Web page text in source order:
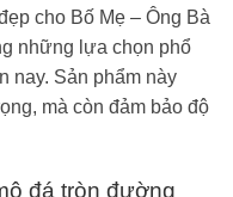
cho Bố Mẹ – Ông Bà
những lựa chọn phổ
nay. Sản phẩm này
mà còn đảm bảo độ
đá tròn đường